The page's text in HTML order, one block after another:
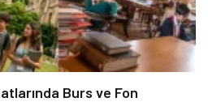
Burs ve Fon